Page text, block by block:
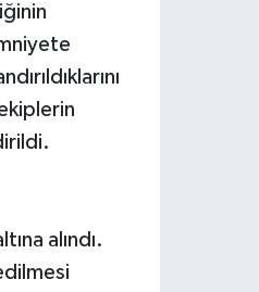
alındı.